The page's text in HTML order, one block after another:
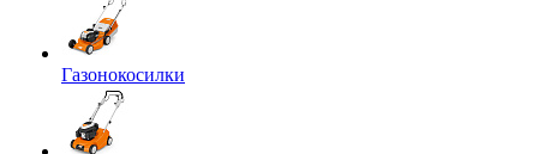
Газонокосилки